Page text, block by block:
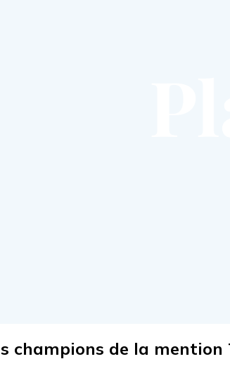
champions de la mention